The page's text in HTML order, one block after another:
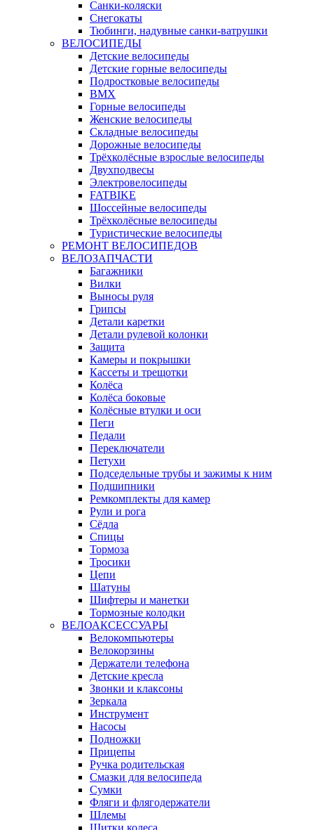
Санки-коляски
Снегокаты
Тюбинги, надувные санки-ватрушки
ВЕЛОСИПЕДЫ
Детские велосипеды
Детские горные велосипеды
Подростковые велосипеды
BMX
Горные велосипеды
Женские велосипеды
Складные велосипеды
Дорожные велосипеды
Трёхколёсные взрослые велосипеды
Двухподвесы
Электровелосипеды
FATBIKE
Шоссейные велосипеды
Трёхколёсные велосипеды
Туристические велосипеды
РЕМОНТ ВЕЛОСИПЕДОВ
ВЕЛОЗАПЧАСТИ
Багажники
Вилки
Выносы руля
Грипсы
Детали каретки
Детали рулевой колонки
Защита
Камеры и покрышки
Кассеты и трещотки
Колёса
Колёса боковые
Колёсные втулки и оси
Пеги
Педали
Переключатели
Петухи
Подседельные трубы и зажимы к ним
Подшипники
Ремкомплекты для камер
Рули и рога
Сёдла
Спицы
Тормоза
Тросики
Цепи
Шатуны
Шифтеры и манетки
Тормозные колодки
ВЕЛОАКСЕССУАРЫ
Велокомпьютеры
Велокорзины
Держатели телефона
Детские кресла
Звонки и клаксоны
Зеркала
Инструмент
Насосы
Подножки
Прицепы
Ручка родительская
Смазки для велосипеда
Сумки
Фляги и флягодержатели
Шлемы
Щитки колеса